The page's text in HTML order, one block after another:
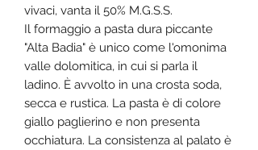
vivaci, vanta il 50% M.G.S.S.
Il formaggio a pasta dura piccante
"Alta Badia" è unico come l'omonima
valle dolomitica, in cui si parla il
ladino. È avvolto in una crosta soda,
secca e rustica. La pasta è di colore
giallo paglierino e non presenta
occhiatura. La consistenza al palato è